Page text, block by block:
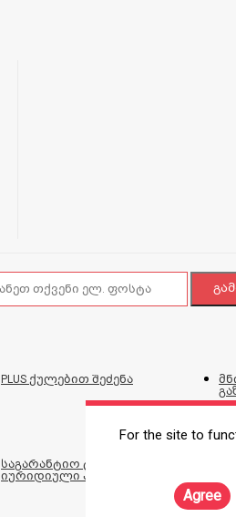
PLUS ქულებით შეძენა
საგარანტიო ტალონი
იურიდიული პირებისთვის
For the site to
Agree